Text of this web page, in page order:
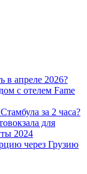
в апреле 2026?
с отелем Fame
за 2 часа?
для
2024
через Грузию